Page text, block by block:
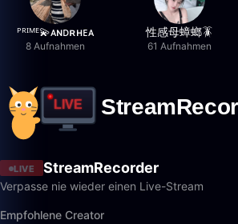
ᴾᴿᴵᴹᴱ💫ᴀɴᴅʀʜᴇᴀ
8 Aufnahmen
性感母蟑螂🪳
61 Aufnahmen
LIVE StreamRecorder
Verpasse nie wieder einen Live-Stream
Empfohlene Creator